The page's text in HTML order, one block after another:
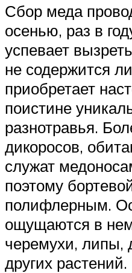
Сбор меда
осенью, раз в
успевает
не содержится
приобретает
поистине
разнотравья.
дикоросов,
служат
поэтому
полифлерным.
ощущаются в
черемухи, липы,
других растений.